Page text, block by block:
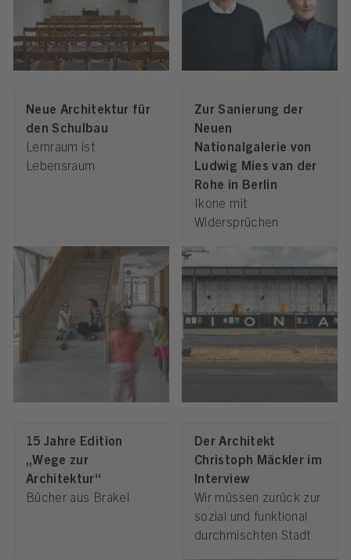
Neue Architektur für
den Schulbau
Lernraum ist
Lebensraum
Zur Sanierung der
Neuen
Nationalgalerie von
Ludwig Mies van der
Rohe in Berlin
Ikone mit
Widersprüchen
15 Jahre Edition
„Wege zur
Architektur“
Bücher aus Brakel
Der Architekt
Christoph Mäckler im
Interview
Wir müssen zurück zur
sozial und funktional
durchmischten Stadt